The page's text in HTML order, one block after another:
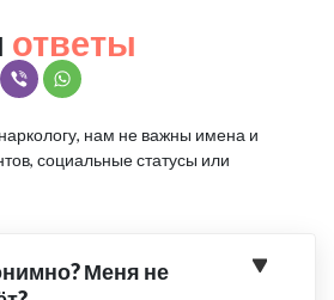
ответы
нам не важны имена и
социальные статусы или
Меня не